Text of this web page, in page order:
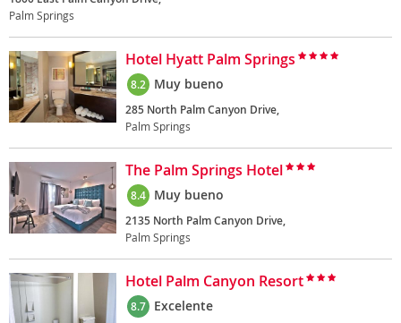
Palm Springs
Hotel Hyatt Palm Springs
8.2 Muy bueno
285 North Palm Canyon Drive,
Palm Springs
The Palm Springs Hotel
8.4 Muy bueno
2135 North Palm Canyon Drive,
Palm Springs
Hotel Palm Canyon Resort
8.7 Excelente